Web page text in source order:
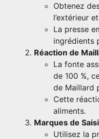
Obtenez
l’extérieur
La presse
ingrédients
Réaction de
La fonte
de 100 %,
de Maillard
Cette
aliments.
Marques de
Utilisez la